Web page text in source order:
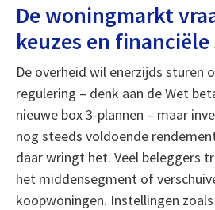
De woningmarkt
keuzes en
De overheid wil enerzijds sturen
regulering – denk aan de Wet
nieuwe box 3-plannen – maar
nog steeds voldoende
daar wringt het. Veel beleggers
het middensegment of
koopwoningen. Instellingen